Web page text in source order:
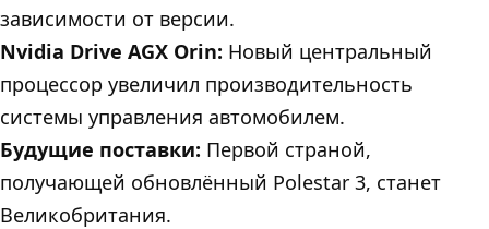
зависимости от версии.
Nvidia Drive AGX Orin: Новый центральный
процессор увеличил производительность
системы управления автомобилем.
Будущие поставки: Первой страной,
получающей обновлённый Polestar 3, станет
Великобритания.